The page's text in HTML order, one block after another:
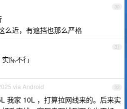
30
么近，有遮挡也那么严格
31
际不行
32
via Android
我家 10L ，打算拉网线来的。后来实